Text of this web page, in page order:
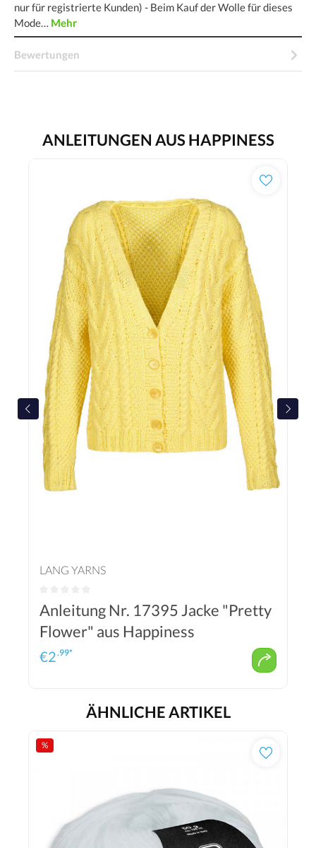
nur für registrierte Kunden) - Beim Kauf der Wolle für dieses
Mode… Mehr
Bewertungen
ANLEITUNGEN AUS HAPPINESS
LANG YARNS
Anleitung Nr. 17395 Jacke "Pretty
Flower" aus Happiness
€2.99*
ÄHNLICHE ARTIKEL
%